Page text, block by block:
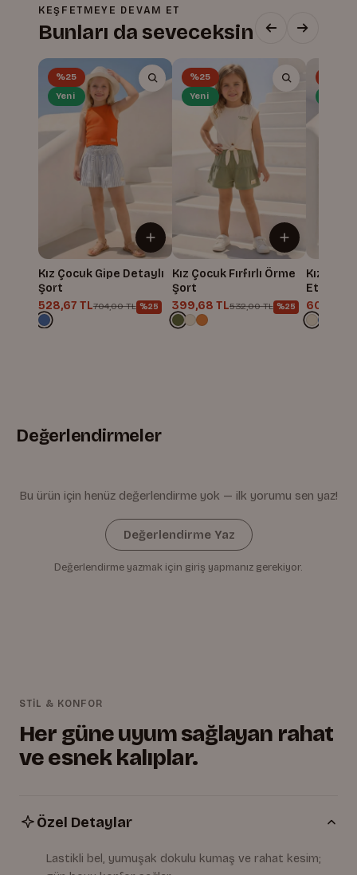
KEŞFETMEYE DEVAM ET
Bunları da seveceksin
%25
Yeni
Kız Çocuk Gipe Detaylı
Şort
528,67 TL704,00 TL %25
%25
Yeni
Kız Çocuk Fırfırlı Örme
Şort
399,68 TL532,00 TL %25
Kız
Etek
606,68
Değerlendirmeler
Bu ürün için henüz değerlendirme yok — ilk yorumu sen yaz!
Değerlendirme Yaz
Değerlendirme yazmak için giriş yapmanız gerekiyor.
STİL & KONFOR
Her güne uyum sağlayan rahat
ve esnek kalıplar.
Özel Detaylar
Lastikli bel, yumuşak dokulu kumaş ve rahat kesim;